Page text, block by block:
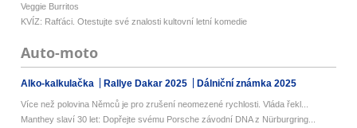
Veggie Burritos
KVÍZ: Rafťáci. Otestujte své znalosti kultovní letní komedie
Auto-moto
Alko-kalkulačka Rallye Dakar 2025 Dálniční známka 2025
Více než polovina Němců je pro zrušení neomezené rychlosti. Vláda řekl...
Manthey slaví 30 let: Dopřejte svému Porsche závodní DNA z Nürburgring...